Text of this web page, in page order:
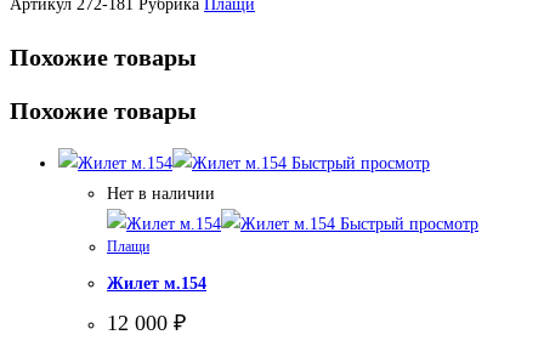
Артикул 272-181 Рубрика Плащи
Похожие товары
Похожие товары
Быстрый просмотр
Нет в наличии
Быстрый просмотр
Плащи
Жилет м.154
12 000 ₽